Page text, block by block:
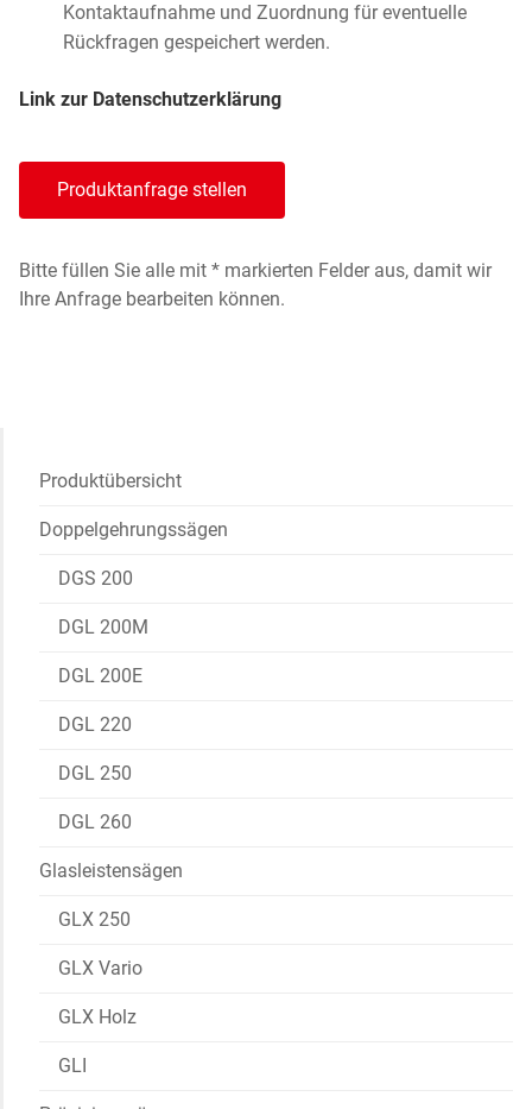
Kontaktaufnahme und Zuordnung für eventuelle
Rückfragen gespeichert werden.
Link zur Datenschutzerklärung
Produktanfrage stellen
Bitte füllen Sie alle mit * markierten Felder aus, damit wir
Ihre Anfrage bearbeiten können.
Produktübersicht
Doppelgehrungssägen
DGS 200
DGL 200M
DGL 200E
DGL 220
DGL 250
DGL 260
Glasleistensägen
GLX 250
GLX Vario
GLX Holz
GLI